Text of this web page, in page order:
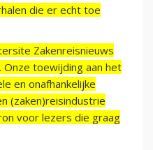
die er echt toe
Zakenreisnieuws
toewijding aan het
en onafhankelijke
(zaken)reisindustrie
voor lezers die graag